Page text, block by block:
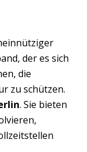
der es sich
die
zu schützen.
. Sie bieten